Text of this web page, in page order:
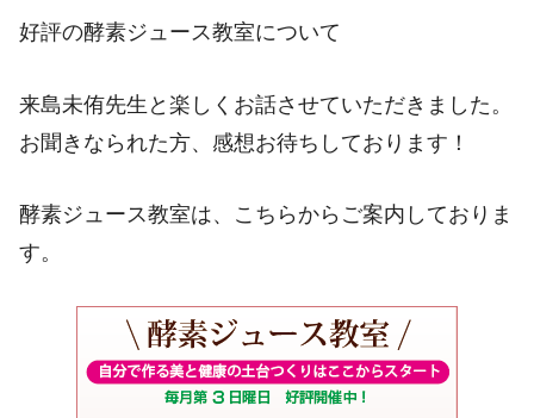
好評の酵素ジュース教室について
来島未侑先生と楽しくお話させていただきました。
お聞きなられた方、感想お待ちしております！
酵素ジュース教室は、こちらからご案内しておりま
す。